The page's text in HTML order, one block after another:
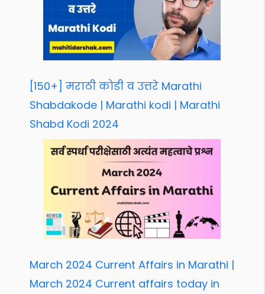
[150+] मराठी कोडी व उत्तरे Marathi
Shabdakode | Marathi kodi | Marathi
Shabd Kodi 2024
March 2024 Current Affairs in Marathi |
March 2024 Current affairs today in